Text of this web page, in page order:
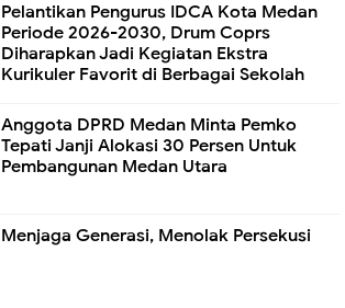
Pelantikan Pengurus IDCA Kota Medan
Periode 2026-2030, Drum Coprs
Diharapkan Jadi Kegiatan Ekstra
Kurikuler Favorit di Berbagai Sekolah
Anggota DPRD Medan Minta Pemko
Tepati Janji Alokasi 30 Persen Untuk
Pembangunan Medan Utara
Menjaga Generasi, Menolak Persekusi